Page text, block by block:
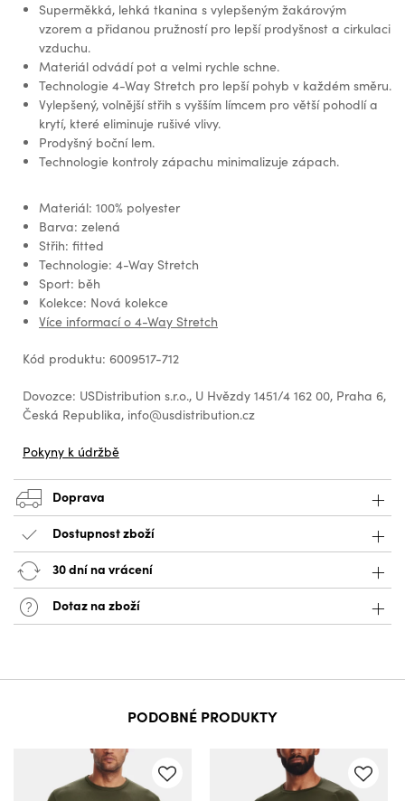
Superměkká, lehká tkanina s vylepšeným žakárovým
vzorem a přidanou pružností pro lepší prodyšnost a cirkulaci
vzduchu.
Materiál odvádí pot a velmi rychle schne.
Technologie 4-Way Stretch pro lepší pohyb v každém směru.
Vylepšený, volnější střih s vyšším límcem pro větší pohodlí a
krytí, které eliminuje rušivé vlivy.
Prodyšný boční lem.
Technologie kontroly zápachu minimalizuje zápach.
Materiál: 100% polyester
Barva: zelená
Střih: fitted
Technologie: 4-Way Stretch
Sport: běh
Kolekce: Nová kolekce
Více informací o 4-Way Stretch
Kód produktu: 6009517-712
Dovozce: USDistribution s.r.o., U Hvězdy 1451/4 162 00, Praha 6,
Česká Republika, info@usdistribution.cz
Pokyny k údržbě
Doprava
Dostupnost zboží
30 dní na vrácení
Dotaz na zboží
PODOBNÉ PRODUKTY